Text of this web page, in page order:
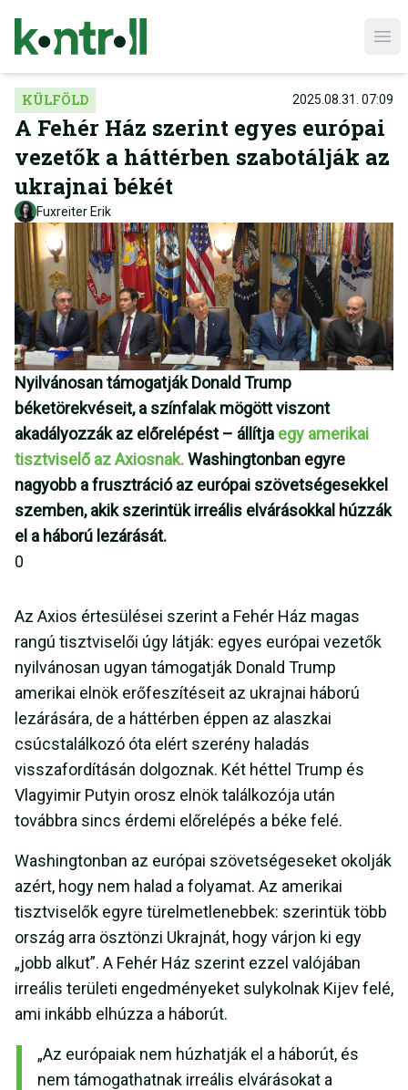
KÜLFÖLD 2025.08.31. 07:09
A Fehér Ház szerint egyes európai
vezetők a háttérben szabotálják az
ukrajnai békét
Fuxreiter Erik
Nyilvánosan támogatják Donald Trump
béketörekvéseit, a színfalak mögött viszont
akadályozzák az előrelépést – állítja egy amerikai
tisztviselő az Axiosnak.Washingtonban egyre
nagyobb a frusztráció az európai szövetségesekkel
szemben, akik szerintük irreális elvárásokkal húzzák
el a háború lezárását.
0
Az Axios értesülései szerint a Fehér Ház magas
rangú tisztviselői úgy látják: egyes európai vezetők
nyilvánosan ugyan támogatják Donald Trump
amerikai elnök erőfeszítéseit az ukrajnai háború
lezárására, de a háttérben éppen az alaszkai
csúcstalálkozó óta elért szerény haladás
visszafordításán dolgoznak. Két héttel Trump és
Vlagyimir Putyin orosz elnök találkozója után
továbbra sincs érdemi előrelépés a béke felé.
Washingtonban az európai szövetségeseket okolják
azért, hogy nem halad a folyamat. Az amerikai
tisztviselők egyre türelmetlenebbek: szerintük több
ország arra ösztönzi Ukrajnát, hogy várjon ki egy
„jobb alkut”. A Fehér Ház szerint ezzel valójában
irreális területi engedményeket sulykolnak Kijev felé,
ami inkább elhúzza a háborút.
„Az európaiak nem húzhatják el a háborút, és
nem támogathatnak irreális elvárásokat a